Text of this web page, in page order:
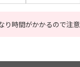
り時間がかかるので注意